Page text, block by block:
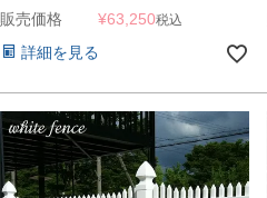
販売価格
¥63,250税込
詳細を見る